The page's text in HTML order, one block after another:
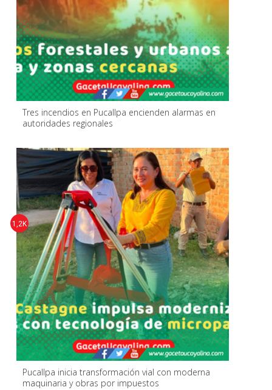
Tres incendios en Pucallpa encienden alarmas en
autoridades regionales
Pucallpa inicia transformación vial con moderna
maquinaria y obras por impuestos
1,2K